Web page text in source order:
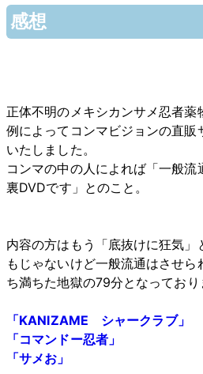
感想
正体不明のメキシカンサメ忍者薬
例によってコンマビジョンの直販
いたしました。
コンマの中の人によれば「一般流
裏DVDです」とのこと。
内容の方はもう「底抜けに狂気」
もじゃないけど一般流通はさせ
ち満ちた地獄の79分となっており
「KANIZAME シャークラブ」
「コマンドー忍者」
「サメお」